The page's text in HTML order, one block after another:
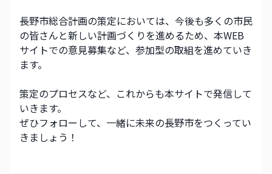
長野市総合計画の策定においては、今後も多くの市民
の皆さんと新しい計画づくりを進めるため、本WEB
サイトでの意見募集など、参加型の取組を進めていき
ます。
策定のプロセスなど、これからも本サイトで発信して
いきます。
ぜひフォローして、一緒に未来の長野市をつくってい
きましょう！